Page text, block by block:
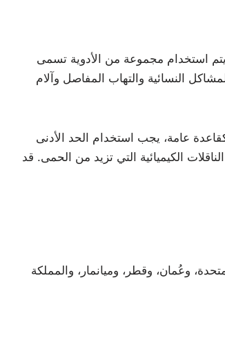
النسائية والتهاب المفاصل وآلام
عامة، يجب استخدام الحد الأدنى
الكيميائية التي تزيد من الحمى. قد
وعُمان، وقطر، وميانمار، والمملكة